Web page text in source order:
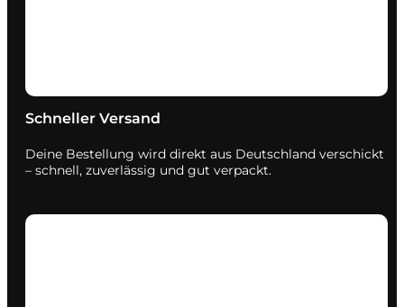
Schneller Versand
Deine Bestellung wird direkt aus Deutschland verschickt
– schnell, zuverlässig und gut verpackt.